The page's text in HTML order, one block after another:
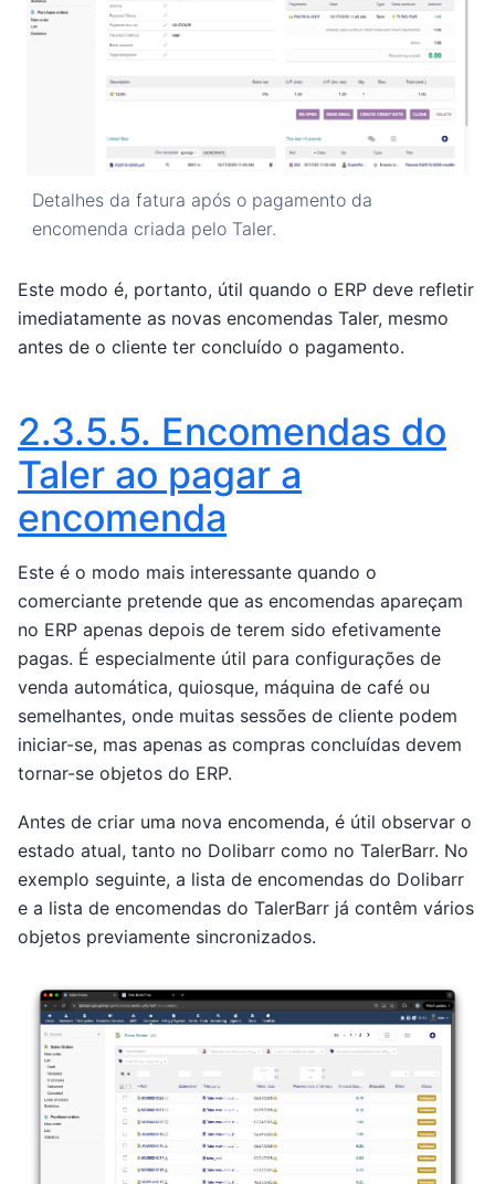
Detalhes da fatura após o pagamento da
encomenda criada pelo Taler.
Este modo é, portanto, útil quando o ERP deve refletir
imediatamente as novas encomendas Taler, mesmo
antes de o cliente ter concluído o pagamento.
2.3.5.5. Encomendas do
Taler ao pagar a
encomenda
Este é o modo mais interessante quando o
comerciante pretende que as encomendas apareçam
no ERP apenas depois de terem sido efetivamente
pagas. É especialmente útil para configurações de
venda automática, quiosque, máquina de café ou
semelhantes, onde muitas sessões de cliente podem
iniciar-se, mas apenas as compras concluídas devem
tornar-se objetos do ERP.
Antes de criar uma nova encomenda, é útil observar o
estado atual, tanto no Dolibarr como no TalerBarr. No
exemplo seguinte, a lista de encomendas do Dolibarr
e a lista de encomendas do TalerBarr já contêm vários
objetos previamente sincronizados.